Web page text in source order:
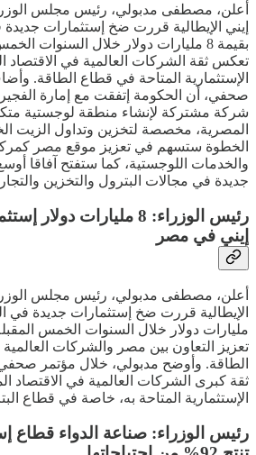
أعلن، مصطفى مدبولي، رئيس مجلس
إيني الإيطالية قررت ضخ إستثمارات
بقيمة 8 مليارات دولار خلال السنوات
تعكس ثقة الشركات العالمية في
الإستثمارية المتاحة في قطاع الطاقة.
صحفي، أن الحكومة إتفقت مع إمارة
شركة مشتركة لإنشاء منطقة لوجستية
المصرية، مخصصة لتخزين وتداول الزيت
الخطوة ستسهم في تعزيز موقع مصر
والخدمات اللوجستية، كما ستفتح آفاقا
جديدة في مجالات البترول والتخزين
رئيس الوزراء: 8 مليارات
إيني في مصر
أعلن، مصطفى مدبولي، رئيس مجلس
مليارات دولار خلال السنوات الخمس
تعزيز التعاون بين مصر والشركات
الطاقة. وأوضح مدبولي، خلال مؤتمر
ثقة كبرى الشركات العالمية في الاقتصاد
الإستثمارية المتاحة به، خاصة في قطاع
رئيس الوزراء: صناعة الدواء قطاع